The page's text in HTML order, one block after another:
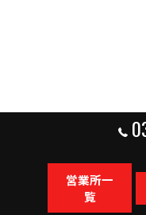
営業所一
覧